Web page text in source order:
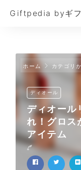
Giftpedia byギフ
ホーム カテゴリ
ディオール
ディオール
れ！グロス
アイテム